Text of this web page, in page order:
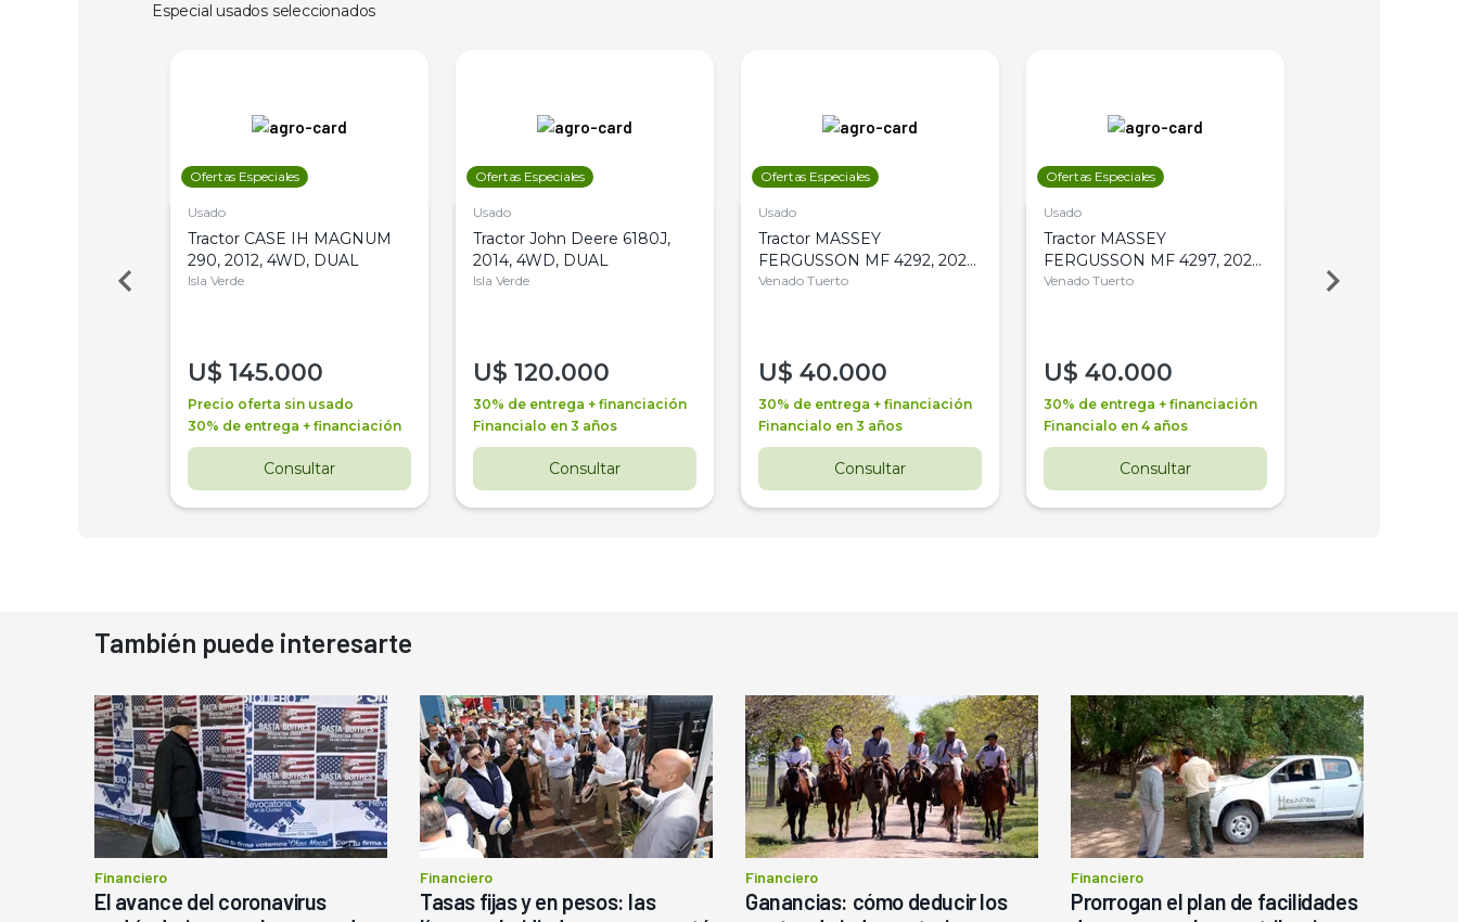
Especial usados seleccionados
Ofertas Especiales
Usado
Tractor CASE IH MAGNUM
290, 2012, 4WD, DUAL
Isla Verde
U$ 145.000
Precio oferta sin usado
30% de entrega + financiación
Consultar
Ofertas Especiales
Usado
Tractor John Deere 6180J,
2014, 4WD, DUAL
Isla Verde
U$ 120.000
30% de entrega + financiación
Financialo en 3 años
Consultar
Ofertas Especiales
Usado
Tractor MASSEY
FERGUSSON MF 4292, 2020,
4WD, PATON
Venado Tuerto
U$ 40.000
30% de entrega + financiación
Financialo en 3 años
Consultar
Ofertas Especiales
Usado
Tractor MASSEY
FERGUSSON MF 4297, 2020,
4WD, PATON
Venado Tuerto
U$ 40.000
30% de entrega + financiación
Financialo en 4 años
Consultar
Venado Tuerto
También puede interesarte
Financiero
El avance del coronavirus
Financiero
Tasas fijas y en pesos: las
Financiero
Ganancias: cómo deducir los
Financiero
Prorrogan el plan de facilidades